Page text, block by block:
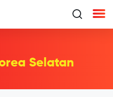
Selatan